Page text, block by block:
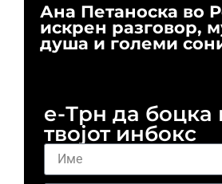
Ана Петаноска во
искрен разговор,
душа и големи
е-Трн да боцка
твојот инбокс